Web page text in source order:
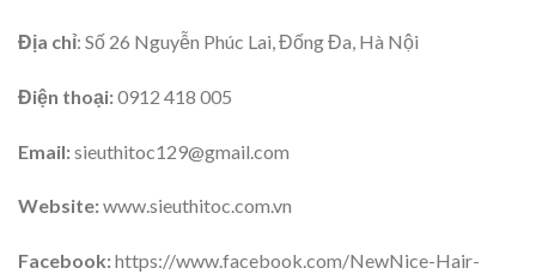
Địa chỉ: Số 26 Nguyễn Phúc Lai, Đống Đa, Hà Nội
Điện thoại:0912 418 005
Email:sieuthitoc129@gmail.com
Website:www.sieuthitoc.com.vn
Facebook:https://www.facebook.com/NewNice-Hair-